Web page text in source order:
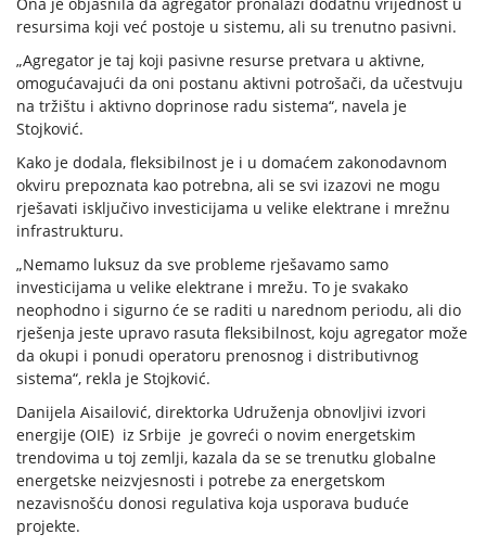
resursima koji već postoje u sistemu, ali su trenutno pasivni.
„Agregator je taj koji pasivne resurse pretvara u aktivne,
omogućavajući da oni postanu aktivni potrošači, da učestvuju
na tržištu i aktivno doprinose radu sistema“, navela je
Stojković.
Kako je dodala, fleksibilnost je i u domaćem zakonodavnom
okviru prepoznata kao potrebna, ali se svi izazovi ne mogu
rješavati isključivo investicijama u velike elektrane i mrežnu
infrastrukturu.
„Nemamo luksuz da sve probleme rješavamo samo
investicijama u velike elektrane i mrežu. To je svakako
neophodno i sigurno će se raditi u narednom periodu, ali dio
rješenja jeste upravo rasuta fleksibilnost, koju agregator može
da okupi i ponudi operatoru prenosnog i distributivnog
sistema“, rekla je Stojković.
Danijela Aisailović, direktorka Udruženja obnovljivi izvori
energije (OIE) iz Srbije je govreći o novim energetskim
trendovima u toj zemlji, kazala da se se trenutku globalne
energetske neizvjesnosti i potrebe za energetskom
nezavisnošću donosi regulativa koja usporava buduće
projekte.